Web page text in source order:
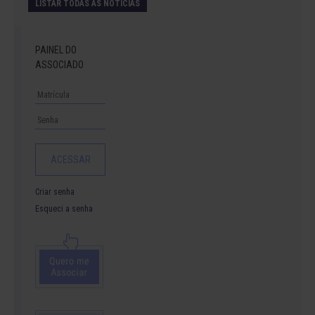
LISTAR TODAS AS NOTÍCIAS
PAINEL DO
ASSOCIADO
Criar senha
Esqueci a senha